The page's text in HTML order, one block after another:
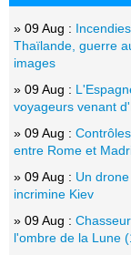
» 09 Aug :
Thaïlande, guerre
images
» 09 Aug :
voyageurs venant
» 09 Aug :
entre Rome et
» 09 Aug : Un
incrimine Kiev
» 09 Aug :
l'ombre de la Lune